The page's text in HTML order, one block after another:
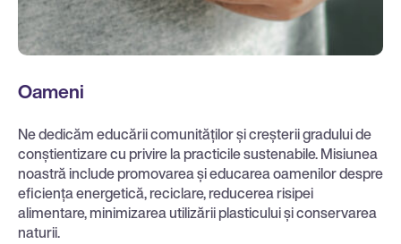
Oameni
Ne dedicăm educării comunităților și creșterii gradului de
conștientizare cu privire la practicile sustenabile. Misiunea
noastră include promovarea și educarea oamenilor despre
eficiența energetică, reciclare, reducerea risipei
alimentare, minimizarea utilizării plasticului și conservarea
naturii.